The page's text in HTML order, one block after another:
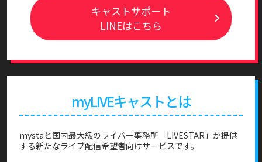
キャストサポート
LINEはこちら
myLIVEキャストとは
mystaと国内最大級のライバー事務所「LIVESTAR」が提供
する新たなライブ配信希望者向けサービスです。